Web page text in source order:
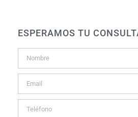
ESPERAMOS TU